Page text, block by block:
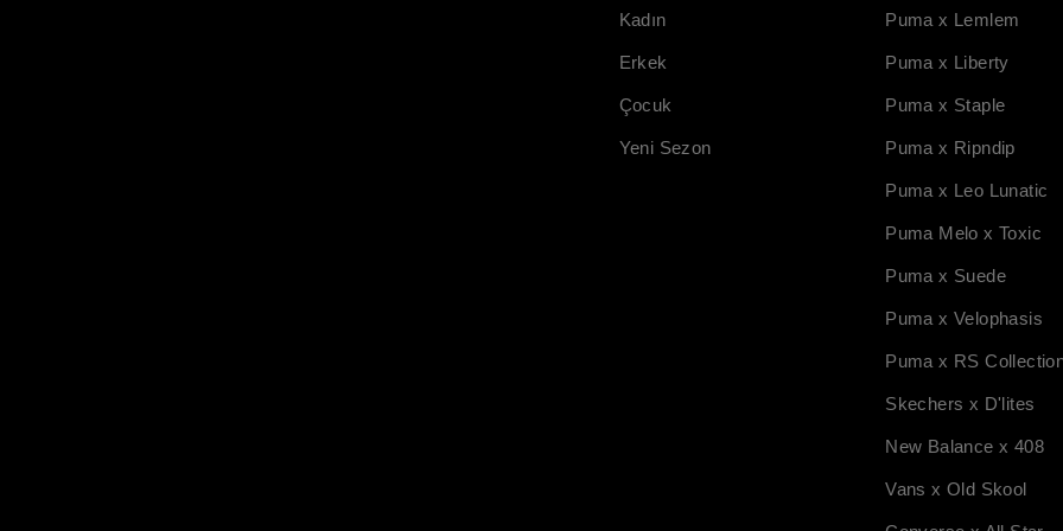
Kadın
Erkek
Çocuk
Yeni Sezon
Puma x Lemlem
Puma x Liberty
Puma x Staple
Puma x Ripndip
Puma x Leo Lunatic
Puma Melo x Toxic
Puma x Suede
Puma x Velophasis
Puma x RS
Skechers x D'lites
New Balance x 408
Vans x Old Skool